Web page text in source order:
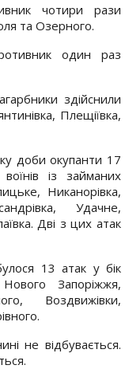
чотири рази
та Озерного.
один раз
здійснили
Плещіївка,
доби окупанти 17
із займаних
Никанорівка,
Удачне,
Дві з цих атак
13 атак у бік
Запоріжжя,
Воздвижівки,
не відбувається.